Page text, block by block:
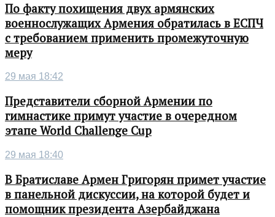
По факту похищения двух армянских
военнослужащих Армения обратилась в ЕСПЧ
с требованием применить промежуточную
меру
29 мая 18:42
Представители сборной Армении по
гимнастике примут участие в очередном
этапе World Challenge Cup
29 мая 18:40
В Братиславе Армен Григорян примет участие
в панельной дискуссии, на которой будет и
помощник президента Азербайджана